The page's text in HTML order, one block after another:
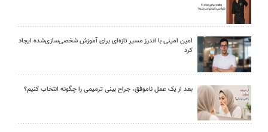
امین امینی با اندرز مسیر تازه‌ای برای آموزش شخصی‌سازی‌شده ایجاد
کرد
بعد از یک عمل ناموفق، جراح بینی ترمیمی را چگونه انتخاب کنیم؟